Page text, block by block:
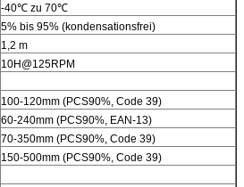
-40℃ zu 70℃
5% bis 95% (kondensationsfrei)
1,2 m
10H@125RPM
100-120mm (PCS90%, Code 39)
60-240mm (PCS90%, EAN-13)
70-350mm (PCS90%, Code 39)
150-500mm (PCS90%, Code 39)